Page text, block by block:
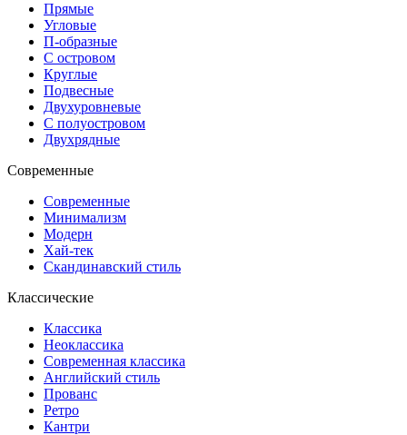
Прямые
Угловые
П-образные
С островом
Круглые
Подвесные
Двухуровневые
С полуостровом
Двухрядные
Современные
Современные
Минимализм
Модерн
Хай-тек
Скандинавский стиль
Классические
Классика
Неоклассика
Современная классика
Английский стиль
Прованс
Ретро
Кантри